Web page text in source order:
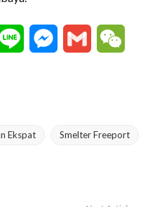
Line Messenger
Gmail
Ekspat Smelter Freeport